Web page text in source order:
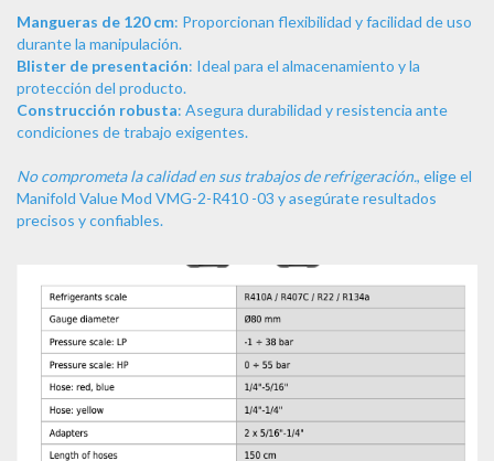
Mangueras de 120 cm: Proporcionan flexibilidad y facilidad de uso
durante la manipulación.
Blister de presentación: Ideal para el almacenamiento y la
protección del producto.
Construcción robusta: Asegura durabilidad y resistencia ante
condiciones de trabajo exigentes.
No comprometa la calidad en sus trabajos de refrigeración., elige el
Manifold Value Mod VMG-2-R410 -03 y asegúrate resultados
precisos y confiables.